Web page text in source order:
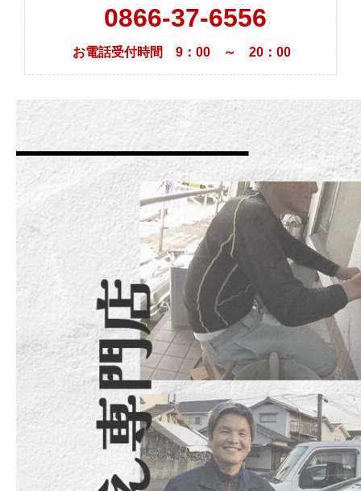
0866-37-6556
お電話受付時間 9：00 ～ 20：00